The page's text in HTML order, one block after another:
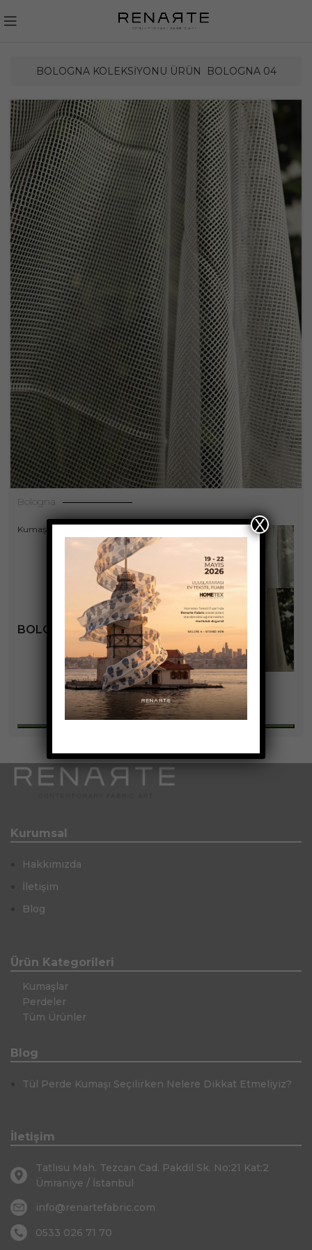
BOLOGNA KOLEKSIYONU ÜRÜN BOLOGNA 04
Bologna
Kumaşlar
BOLOGNA KOLEKSIYONU
+6
Kurumsal
Hakkımızda
İletişim
Blog
Ürün Kategorileri
Kumaşlar
Perdeler
Tüm Ürünler
Blog
Tül Perde Kumaşı Seçilirken Nelere Dikkat Etmeliyiz?
İletişim
Tatlısu Mah. Tezcan Cad. Pakdil Sk. No:21 Kat:2
Ümraniye / İstanbul
info@renartefabric.com
0533 026 71 70
X